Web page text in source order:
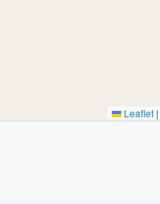
Leaflet |